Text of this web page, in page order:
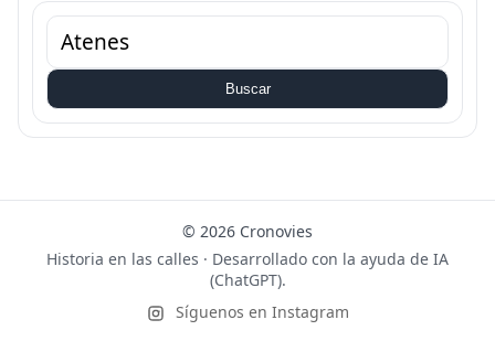
Buscar
© 2026 Cronovies
Historia en las calles · Desarrollado con la ayuda de IA
(ChatGPT).
Síguenos en Instagram